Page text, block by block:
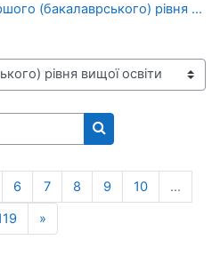
ОК першого (бакалаврського) рівня вищої освіти
Пошук курсів
6 7 8 9 10
…
»